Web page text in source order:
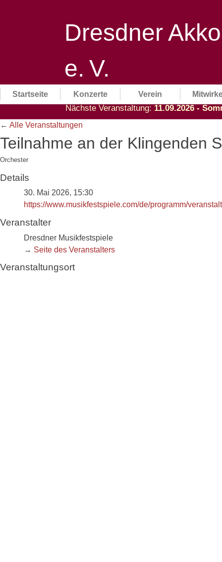
Dresdner
e. V.
80 Jahre Akkordeonmusik in
Nächste Veranstaltung: 11.09.2026 ‐
Startseite Konzerte Verein
← Alle Veranstaltungen
Teilnahme an der Klingenden
Orchester
Details
30. Mai 2026, 15:30
https://www.musikfestspiele.com/de/programm/
Veranstalter
Dresdner Musikfestspiele
→ Seite des Veranstalters
Veranstaltungsort